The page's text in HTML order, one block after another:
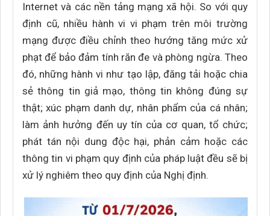
Internet và các nền tảng mạng xã hội. So với quy
định cũ, nhiều hành vi vi phạm trên môi trường
mạng được điều chỉnh theo hướng tăng mức xử
phạt để bảo đảm tính răn đe và phòng ngừa. Theo
đó, những hành vi như tạo lập, đăng tải hoặc chia
sẻ thông tin giả mạo, thông tin không đúng sự
thật; xúc phạm danh dự, nhân phẩm của cá nhân;
làm ảnh hưởng đến uy tín của cơ quan, tổ chức;
phát tán nội dung độc hại, phản cảm hoặc các
thông tin vi phạm quy định của pháp luật đều sẽ bị
xử lý nghiêm theo quy định của Nghị định.